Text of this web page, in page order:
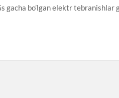
gacha bo’lgan elektr